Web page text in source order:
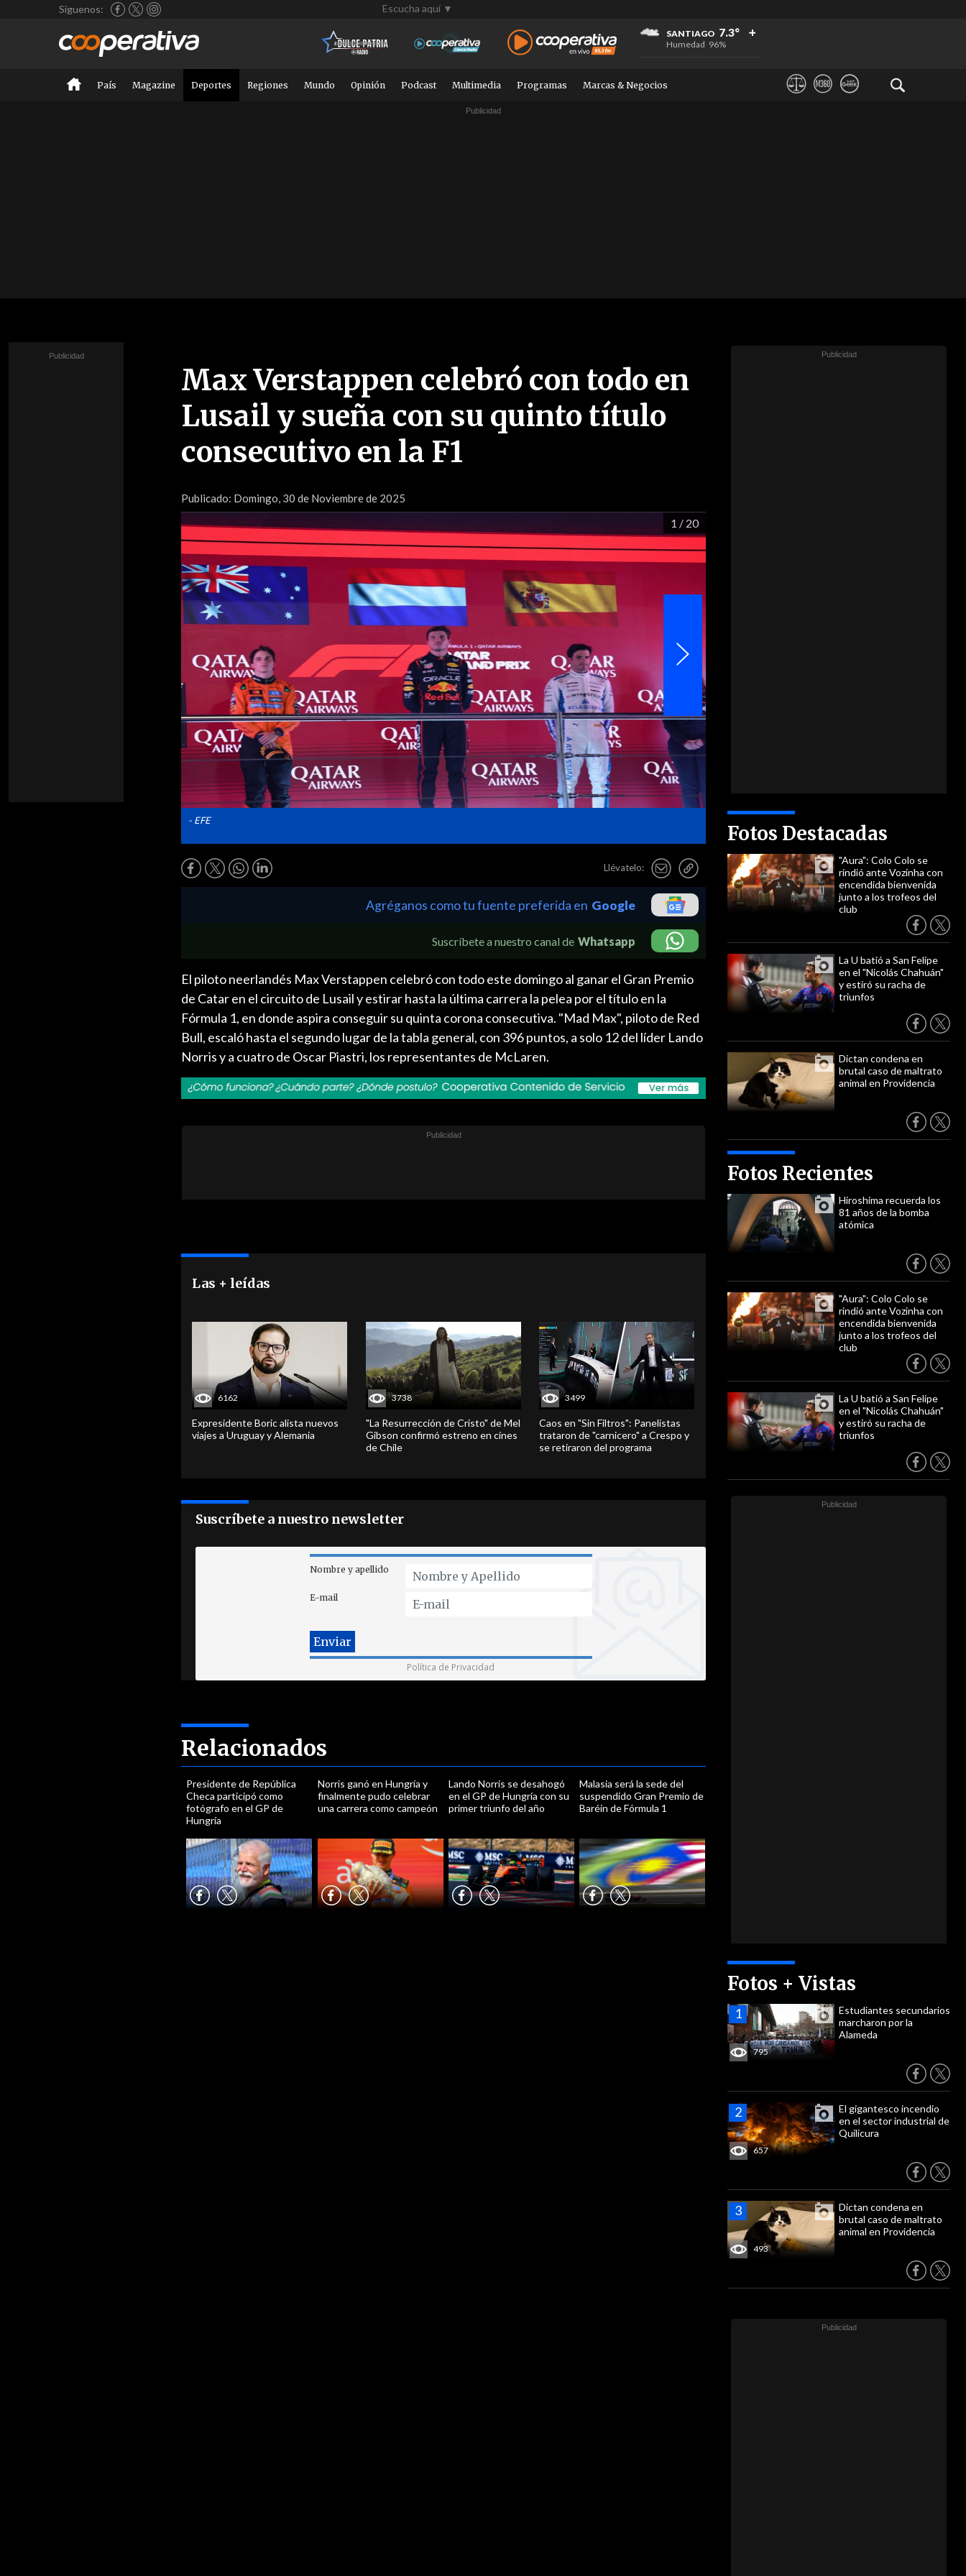
Síguenos: Escucha aquí ▼
SANTIAGO 7.3°
Humedad 96%
+
+
+
País Magazine Deportes Regiones Mundo Opinión Podcast Multimedia Programas Marcas & Negocios
Max Verstappen celebró con todo en
Lusail y sueña con su quinto título
consecutivo en la F1
Publicado: Domingo, 30 de Noviembre de 2025
1 / 20
- EFE
Llévatelo:
Fotos Destacadas
"Aura": Colo Colo se
rindió ante Vozinha con
encendida bienvenida
junto a los trofeos del
club
La U batió a San Felipe
en el "Nicolás Chahuán"
y estiró su racha de
triunfos
Dictan condena en
brutal caso de maltrato
animal en Providencia
Fotos Recientes
Hiroshima recuerda los
81 años de la bomba
atómica
"Aura": Colo Colo se
rindió ante Vozinha con
encendida bienvenida
junto a los trofeos del
club
La U batió a San Felipe
en el "Nicolás Chahuán"
y estiró su racha de
triunfos
Fotos + Vistas
795
Estudiantes secundarios
marcharon por la
Alameda
657
El gigantesco incendio
en el sector industrial de
Quilicura
493
Dictan condena en
brutal caso de maltrato
animal en Providencia
Agréganos como tu fuente preferida en Google
Suscríbete a nuestro canal de Whatsapp
El piloto neerlandés Max Verstappen celebró con todo este domingo al ganar el Gran Premio
de Catar en el circuito de Lusail y estirar hasta la última carrera la pelea por el título en la
Fórmula 1, en donde aspira conseguir su quinta corona consecutiva. "Mad Max", piloto de Red
Bull, escaló hasta el segundo lugar de la tabla general, con 396 puntos, a solo 12 del líder Lando
Norris y a cuatro de Oscar Piastri, los representantes de McLaren.
Las + leídas
6162
Expresidente Boric alista nuevos
viajes a Uruguay y Alemania
3738
"La Resurrección de Cristo" de Mel
Gibson confirmó estreno en cines
de Chile
3499
Caos en "Sin Filtros": Panelistas
trataron de "carnicero" a Crespo y
se retiraron del programa
Suscríbete a nuestro newsletter
Nombre y apellido
E-mail
Política de Privacidad
Relacionados
Presidente de República
Checa participó como
fotógrafo en el GP de
Hungría
Norris ganó en Hungría y
finalmente pudo celebrar
una carrera como campeón
Lando Norris se desahogó
en el GP de Hungría con su
primer triunfo del año
Malasia será la sede del
suspendido Gran Premio de
Baréin de Fórmula 1